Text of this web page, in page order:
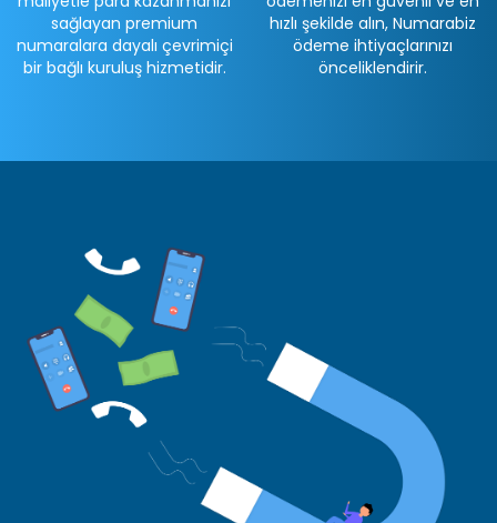
sağlayan premium
numaralara dayalı çevrimiçi
bir bağlı kuruluş hizmetidir.
hızlı şekilde alın, Numarabiz
ödeme ihtiyaçlarınızı
önceliklendirir.